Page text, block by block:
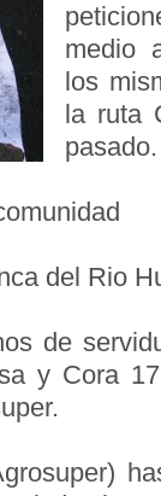
medio
los
la ruta
pasado.
del Rio
de
y Cora